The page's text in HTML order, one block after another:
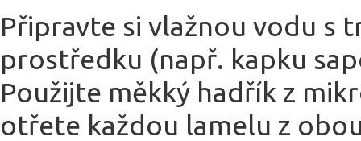
Připravte si vlažnou vodu s
prostředku (např. kapku
Použijte měkký hadřík z
otřete každou lamelu z